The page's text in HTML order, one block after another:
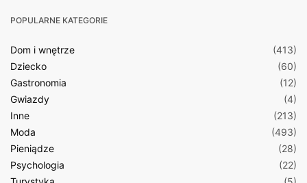
POPULARNE KATEGORIE
Dom i wnętrze
(413)
Dziecko
(60)
Gastronomia
(12)
Gwiazdy
(4)
Inne
(213)
Moda
(493)
Pieniądze
(28)
Psychologia
(22)